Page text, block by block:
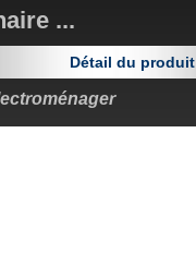
...
Détail du produit